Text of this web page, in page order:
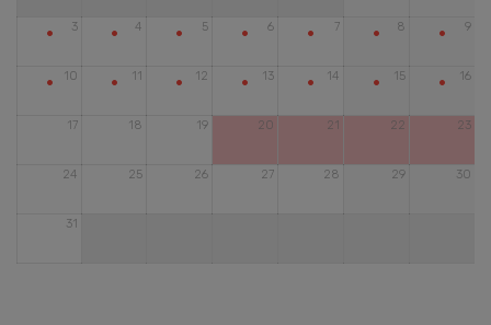
3
• 4
• 5
• 6
• 7
• 8
• 9
•
10
• 11
• 12
• 13
• 14
• 15
• 16
•
17 18 19 20 21 22 23
24 25 26 27 28 29 30
31